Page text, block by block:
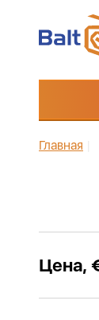
Главная
Цена,